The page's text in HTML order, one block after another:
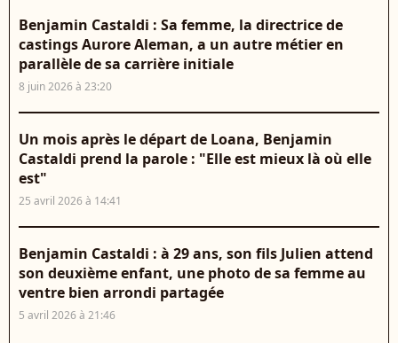
Benjamin Castaldi : Sa femme, la directrice de
castings Aurore Aleman, a un autre métier en
parallèle de sa carrière initiale
8 juin 2026 à 23:20
Un mois après le départ de Loana, Benjamin
Castaldi prend la parole : "Elle est mieux là où elle
est"
25 avril 2026 à 14:41
Benjamin Castaldi : à 29 ans, son fils Julien attend
son deuxième enfant, une photo de sa femme au
ventre bien arrondi partagée
5 avril 2026 à 21:46